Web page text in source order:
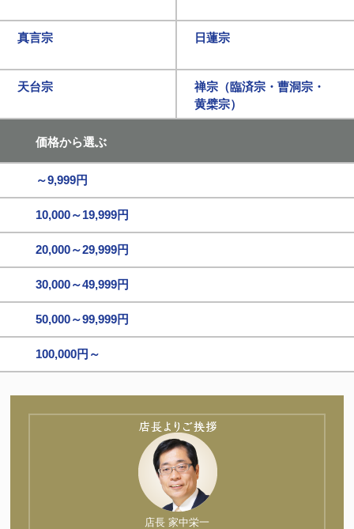
真言宗 日蓮宗
天台宗
禅宗（臨済宗・曹洞宗・
黄檗宗）
価格から選ぶ
～9,999円
10,000～19,999円
20,000～29,999円
30,000～49,999円
50,000～99,999円
100,000円～
店長 家中栄一